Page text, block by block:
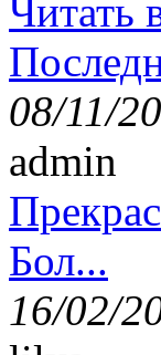
Читать
08/11/
admin
Бол...
16/02/